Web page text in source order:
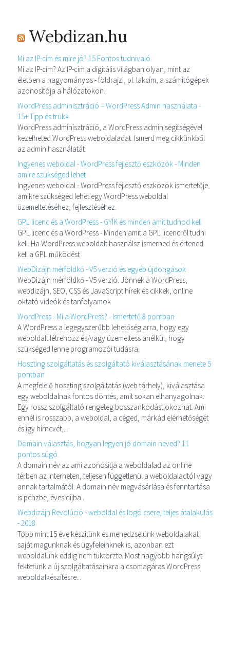
Webdizan.hu
Mi az IP-cím és mire jó? 15 Fontos tudnivaló
Mi az IP-cím? Az IP-cím a digitális világban olyan, mint az
életben a hagyományos - földrajzi, pl. lakcím, a számítógépek
azonosítója a hálózatokon.
WordPress adminisztráció – WordPress Admin használata -
15+ Tipp és trükk
WordPress adminisztráció, a WordPress admin segítségével
kezelheted WordPress weboldaladat. Ismerd meg cikkünkből
az admin használatát.
Ingyenes weboldal - WordPress fejlesztő eszközök - Minden
amire szükséged lehet
Ingyenes weboldal - WordPress fejlesztő eszközök ismertetője,
amikre szükséged lehet egy WordPress weboldal
üzemeltetéséhez, fejlesztéséhez.
GPL licenc és a WordPress - GYÍK és minden amit tudnod kell
GPL licenc és a WordPress - Minden amit a GPL licencről tudni
kell. Ha WordPress weboldalt használsz ismerned és értened
kell a GPL működést
WebDizájn mérföldkő - V5 verzió és egyéb újdongások
WebDizájn mérföldkő - V5 verzió. Jönnek a WordPress,
webdizájn, SEO, CSS és JavaScript hírek és cikkek, online
oktató videók és tanfolyamok
WordPress - Mi a WordPress? - Ismertető 8 pontban
A WordPress a legegyszerűbb lehetőség arra, hogy egy
weboldalt létrehozz és/vagy üzemeltess anélkül, hogy
szükséged lenne programozói tudásra.
Hoszting szolgáltatás és szolgáltató kiválasztásának menete 5
pontban
A megfelelő hoszting szolgáltatás (web tárhely), kiválasztása
egy weboldalnak fontos döntés, amit sokan elhanyagolnak.
Egy rossz szolgáltató rengeteg bosszankodást okozhat. Ami
ennél is rosszabb, a weboldal, a céged, márkád elérhetőségét
és így hírnevét,...
Domain választás, hogyan legyen jó domain neved? 11
pontos súgó.
A domain név az ami azonosítja a weboldalad az online
térben az interneten, teljesen függetlenül a weboldaladtól vagy
annak tartalmától. A domain név megvásárlása és fenntartása
is pénzbe, éves díjba...
Webdizájn Revolúció - weboldal és logó csere, teljes átalakulás
- 2018
Több mint 15 éve készítünk és menedzselünk weboldalakat
saját magunknak és ügyfeleinknek is, azonban ezt
weboldalunk eddig nem tüktörzte. Most nagyobb hangsúlyt
fektetünk a új szolgáltatásainkra a csomagáras WordPress
weboldalkészítésre...